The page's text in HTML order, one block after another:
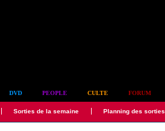
DVD PEOPLE CULTE FORUM
Sorties de la semaine Planning des sorties